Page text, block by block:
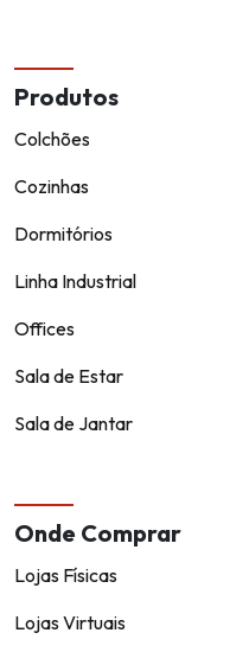
Produtos
Colchões
Cozinhas
Dormitórios
Linha Industrial
Offices
Sala de Estar
Sala de Jantar
Onde Comprar
Lojas Físicas
Lojas Virtuais